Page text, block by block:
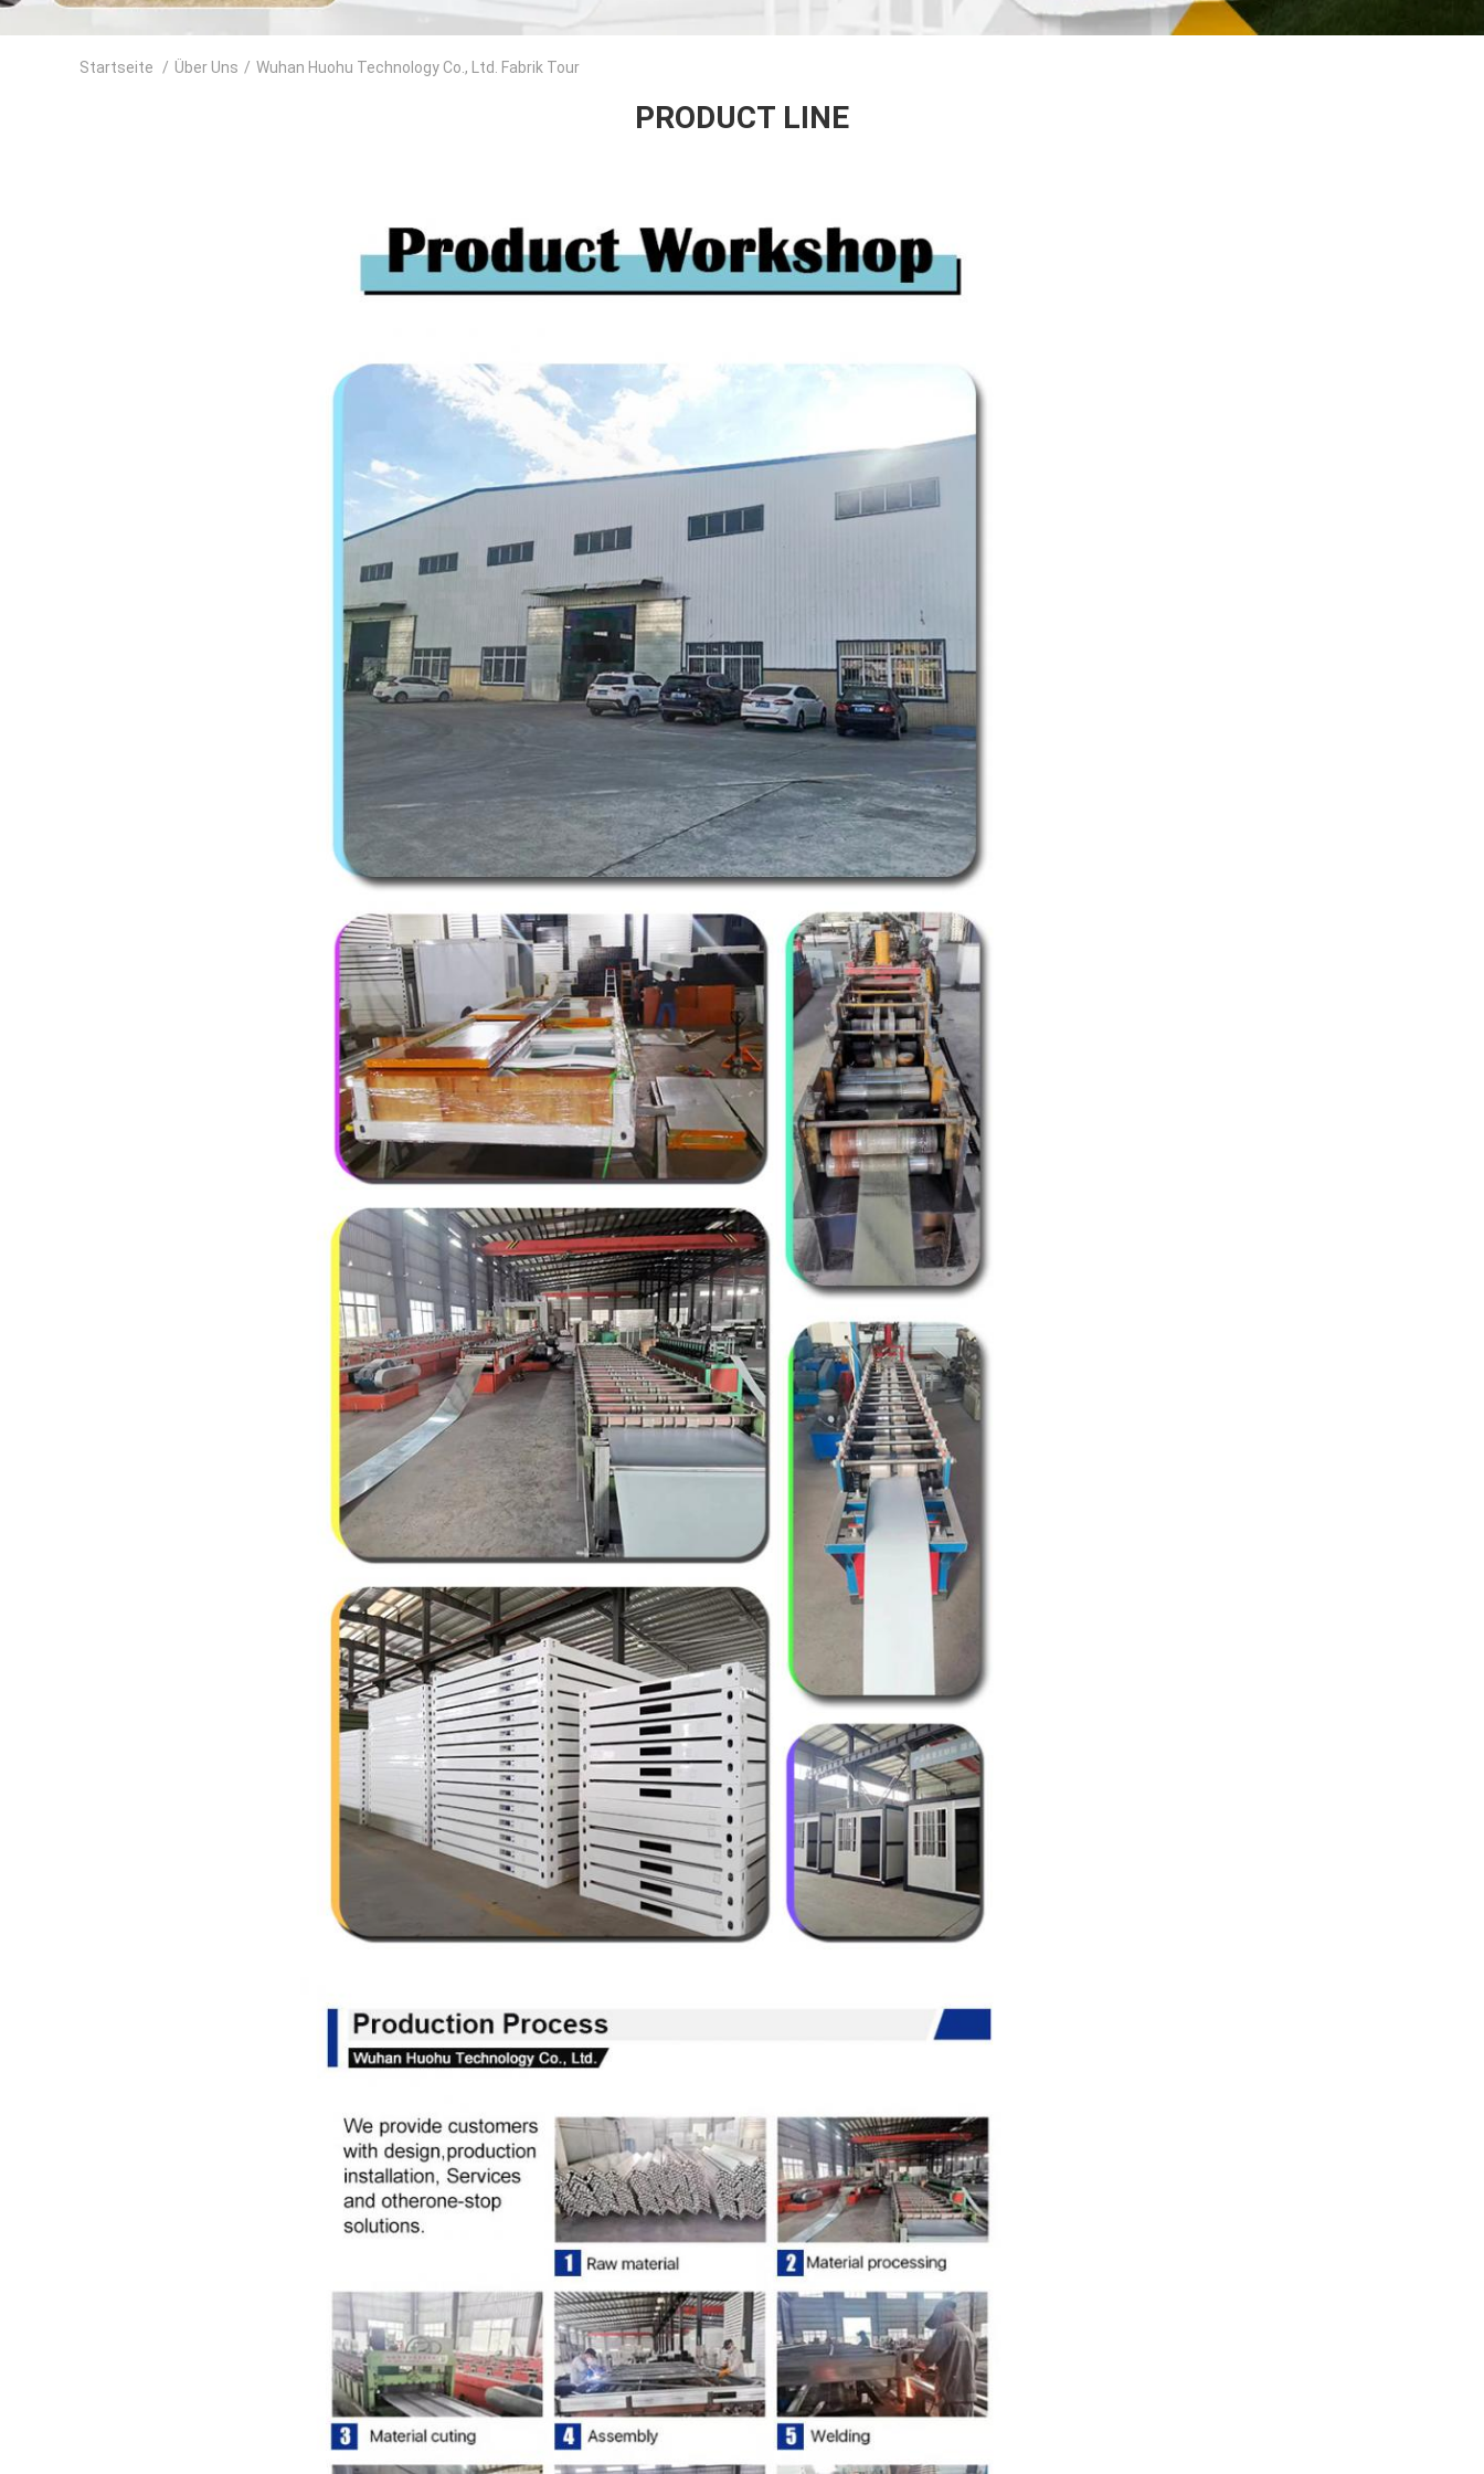
Startseite / Über Uns / Wuhan Huohu Technology Co., Ltd. Fabrik Tour
PRODUCT LINE